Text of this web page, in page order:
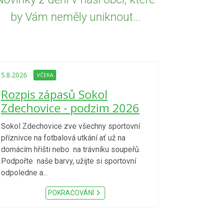
by Vám neměly uniknout...
5.8.2026 VČERA
Rozpis zápasů Sokol
Zdechovice - podzim 2026
Sokol Zdechovice zve všechny sportovní
příznivce na fotbalová utkání ať už na
domácím hřišti nebo na trávníku soupeřů.
Podpořte naše barvy, užijte si sportovní
odpoledne a...
POKRAČOVÁNÍ